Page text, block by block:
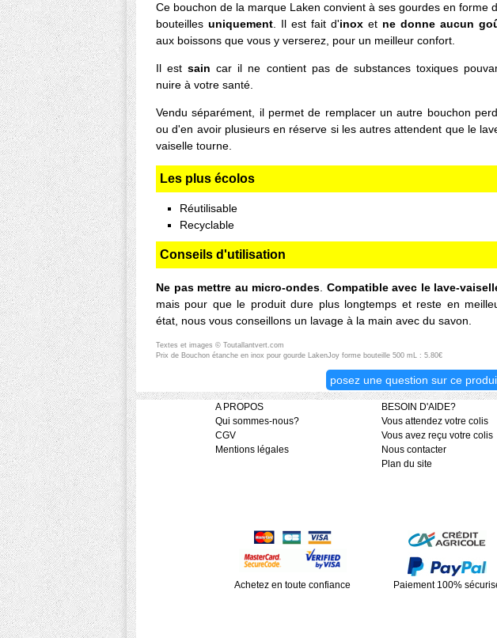
Ce bouchon de la marque Laken convient à ses gourdes en forme
bouteilles uniquement. Il est fait d'inox et ne donne aucun
aux boissons que vous y verserez, pour un meilleur confort.
Il estsain car il ne contient pas de substances toxiques
nuire à votre santé.
Vendu séparément, il permet de remplacer un autre bouchon
ou d'en avoir plusieurs en réserve si les autres attendent que le
vaiselle tourne.
Les plus écolos
Réutilisable
Recyclable
Conseils d'utilisation
Ne pas mettre au micro-ondes. Compatible avec le lave-
mais pour que le produit dure plus longtemps et reste en
état, nous vous conseillons un lavage à la main avec du savon.
Textes et images © Toutallantvert.com
Prix de Bouchon étanche en inox pour gourde LakenJoy forme bouteille 500 mL : 5.80€
posez une question sur ce
A PROPOS
Qui sommes-nous?
CGV
Mentions légales
BESOIN D'AIDE?
Vous attendez votre colis
Vous avez reçu votre colis
Nous contacter
Plan du site
Achetez en toute confiance Paiement 100%